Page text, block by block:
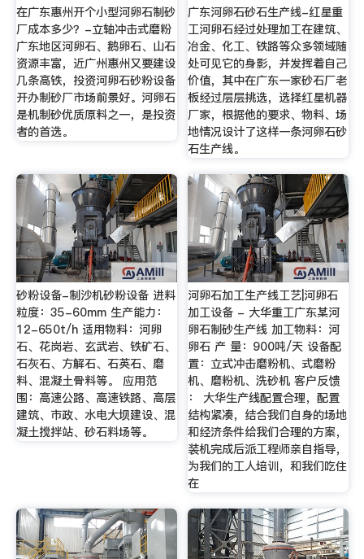
在广东惠州开个小型河卵石制砂
厂成本多少？-立轴冲击式磨粉
广东地区河卵石、鹅卵石、山石
资源丰富，近广州惠州又要建设
几条高铁，投资河卵石砂粉设备
开办制砂厂市场前景好。河卵石
是机制砂优质原料之一，是投资
者的首选。
广东河卵石砂石生产线-红星重
工河卵石经过处理加工在建筑、
冶金、化工、铁路等众多领域随
处可见它的身影，并发挥着自己
价值，其中在广东一家砂石厂老
板经过层层挑选，选择红星机器
厂家，根据他的要求、物料、场
地情况设计了这样一条河卵石砂
石生产线。
砂粉设备-制沙机砂粉设备 进料
粒度：35-60mm 生产能力：
12-650t/h 适用物料：河卵
石、花岗岩、玄武岩、铁矿石、
石灰石、方解石、石英石、磨
料、混凝土骨料等。 应用范
围：高速公路、高速铁路、高层
建筑、市政、水电大坝建设、混
凝土搅拌站、砂石料场等。
河卵石加工生产线工艺|河卵石
加工设备 - 大华重工广东某河
卵石制砂生产线 加工物料：河
卵石 产 量：900吨/天 设备配
置：立式冲击磨粉机、式磨粉
机、磨粉机、洗砂机 客户反馈
： 大华生产线配置合理，配置
结构紧凑，结合我们自身的场地
和经济条件给我们合理的方案，
装机完成后派工程师亲自指导，
为我们的工人培训，和我们吃住
在